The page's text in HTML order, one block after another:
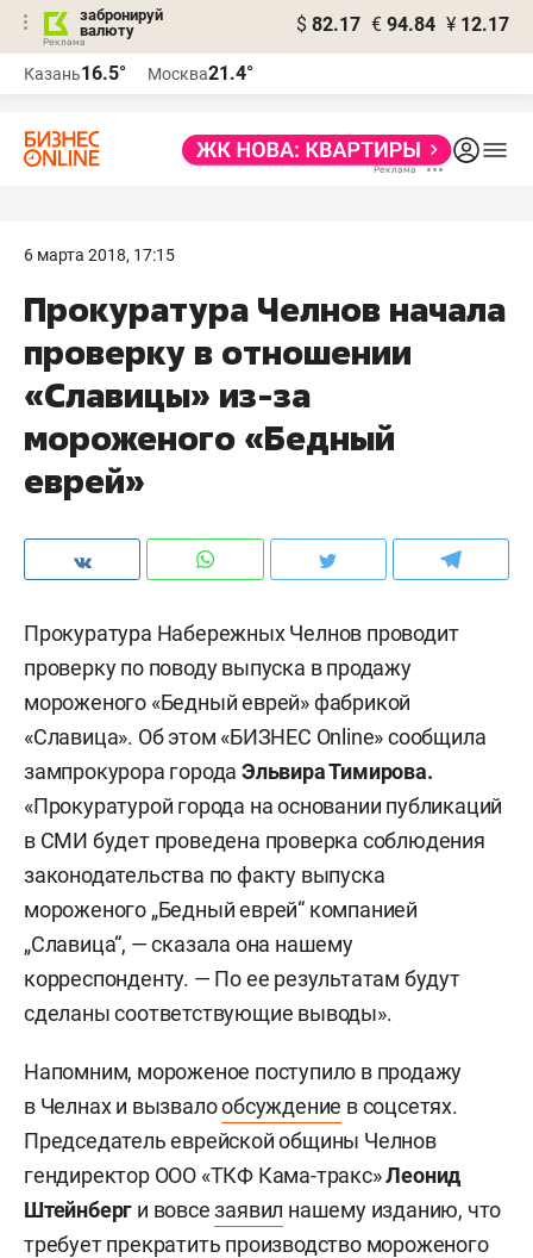
забронируй
валюту
$ 82.17 € 94.84 ¥ 12.17
Казань16.5° Москва21.4°
6 марта 2018, 17:15
Прокуратура Челнов начала
проверку в отношении
«Славицы» из-за
мороженого «Бедный
еврей»
Прокуратура Набережных Челнов проводит
проверку по поводу выпуска в продажу
мороженого «Бедный еврей» фабрикой
«Славица». Об этом «БИЗНЕС Online» сообщила
зампрокурора городаЭльвира Тимирова.
«Прокуратурой города на основании публикаций
в СМИ будет проведена проверка соблюдения
законодательства по факту выпуска
мороженого „Бедный еврей“ компанией
„Славица“, — сказала она нашему
корреспонденту. — По ее результатам будут
сделаны соответствующие выводы».
Напомним, мороженое поступило в продажу
в Челнах и вызвалообсуждение в соцсетях.
Председатель еврейской общины Челнов
гендиректор ООО «ТКФ Кама-тракс»Леонид
Штейнберг и вовсезаявил нашему изданию, что
требует прекратить производство мороженого